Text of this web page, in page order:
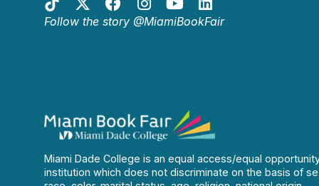
Follow the story @MiamiBookFair
Miami Dade College is an equal access/equal
institution which does not discriminate on the basis of